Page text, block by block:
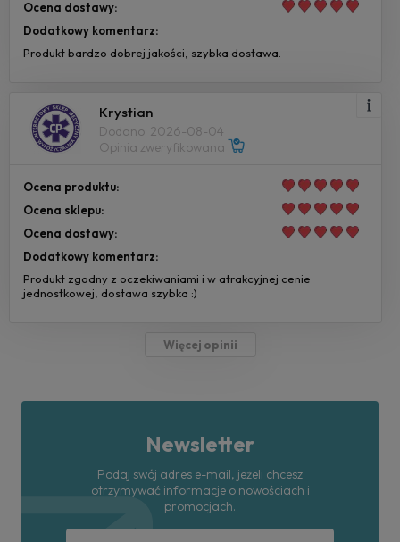
Ocena dostawy:
Dodatkowy komentarz:
Produkt bardzo dobrej jakości, szybka dostawa.
Krystian
Dodano: 2026-08-04
Opinia zweryfikowana
Ocena produktu:
Ocena sklepu:
Ocena dostawy:
Dodatkowy komentarz:
Produkt zgodny z oczekiwaniami i w atrakcyjnej cenie
jednostkowej, dostawa szybka :)
Więcej opinii
Newsletter
Podaj swój adres e-mail, jeżeli chcesz
otrzymywać informacje o nowościach i
promocjach.